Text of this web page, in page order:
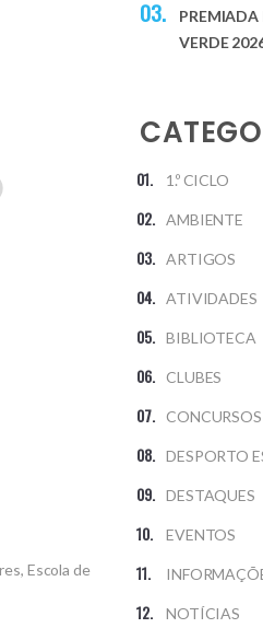
Escola de
PREMIADA
VERDE
1.º CICLO
AMBIENTE
ARTIGOS
ATIVIDADES
BIBLIOTECA
CLUBES
CONCURSOS
DESPORTO
DESTAQUES
EVENTOS
NOTÍCIAS